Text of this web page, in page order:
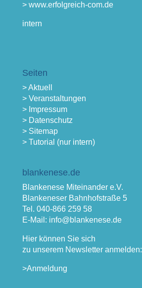
> www.erfolgreich-com.de
intern
Seiten
> Aktuell
> Veranstaltungen
> Impressum
> Datenschutz
> Sitemap
> Tutorial (nur intern)
blankenese.de
Blankenese Miteinander e.V.
Blankeneser Bahnhofstraße 5
Tel. 040-866 259 58
E-Mail: info@blankenese.de
Hier können Sie sich
zu unserem Newsletter anmelden:
>Anmeldung